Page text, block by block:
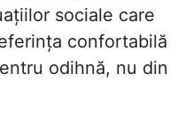
sociale care
confortabilă
odihnă, nu din